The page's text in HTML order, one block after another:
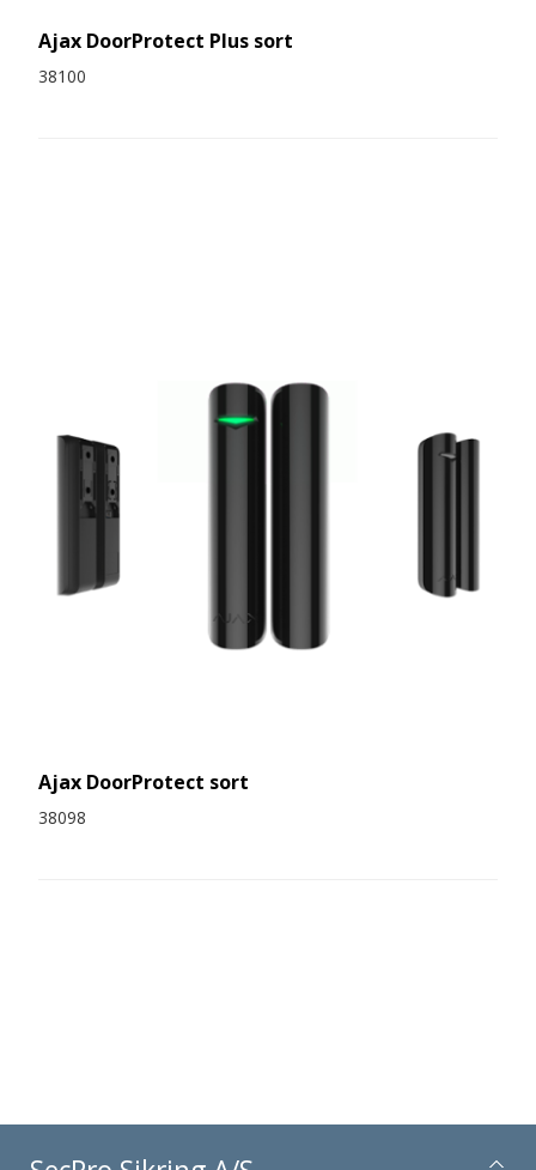
Ajax DoorProtect Plus sort
38100
Ajax DoorProtect sort
38098